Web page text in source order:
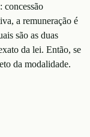
concessão
a remuneração é
são as duas
da lei. Então, se
da modalidade.